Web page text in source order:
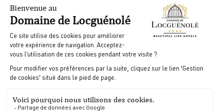
d’informations, que ce soit par mail, ou téléphone.
Pour connaître et exercer vos droits, notamment
de retrait de consentement à l’utilisation de
données collectées par ce formulaire. Veuillez
consulter notre politique de confidentialité.
CARRIÈRE MENTIONS LÉGALES CGV GESTION DES COOKIES PRESSE
est de 80/100
Indicateur écart de rémunération entre les femmes et les hommes